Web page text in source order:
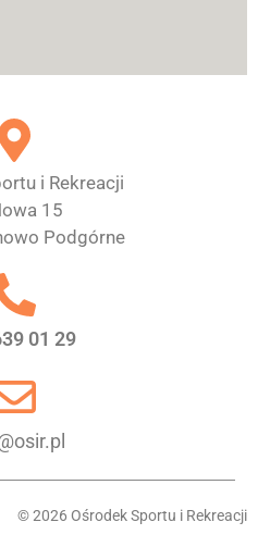
i Rekreacji
15
Podgórne
01 29
© 2026 Ośrodek Sportu i Rekreacji